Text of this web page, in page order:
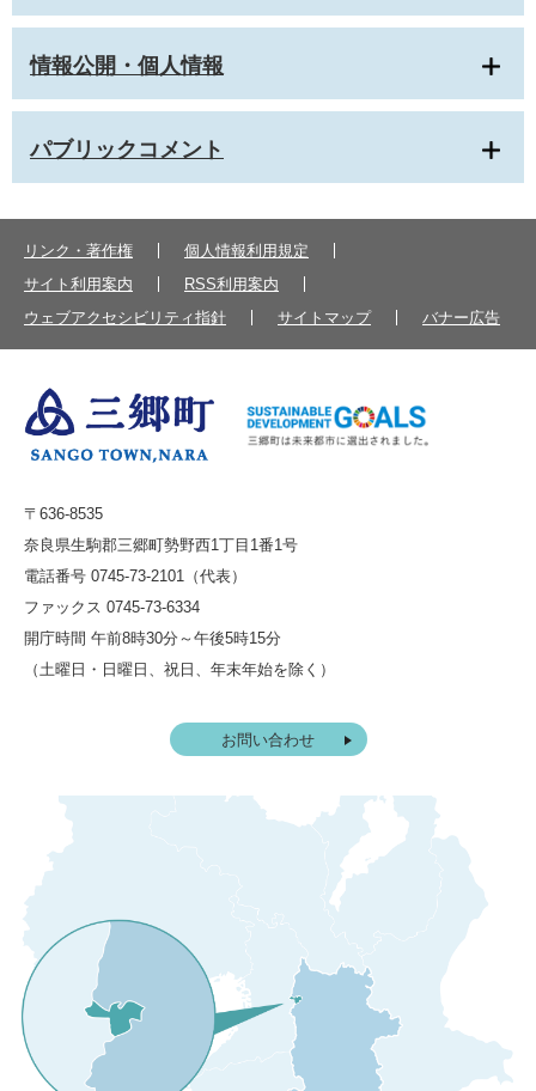
情報公開・個人情報
パブリックコメント
リンク・著作権
個人情報利用規定
サイト利用案内
RSS利用案内
ウェブアクセシビリティ指針
サイトマップ バナー広告
〒636-8535
奈良県生駒郡三郷町勢野西1丁目1番1号
電話番号 0745-73-2101（代表）
ファックス 0745-73-6334
開庁時間 午前8時30分～午後5時15分
（土曜日・日曜日、祝日、年末年始を除く）
お問い合わせ